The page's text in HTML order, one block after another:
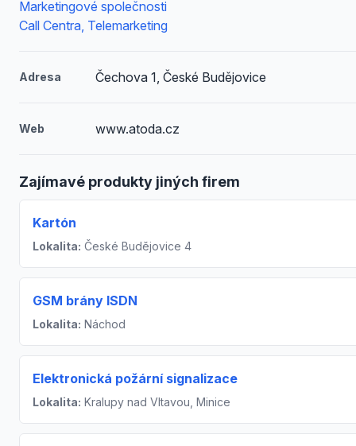
Marketingové společnosti
Call Centra, Telemarketing
Adresa Čechova 1, České Budějovice
Web www.atoda.cz
Zajímavé produkty jiných firem
Kartón
Lokalita: České Budějovice 4
GSM brány ISDN
Lokalita: Náchod
Elektronická požární signalizace
Lokalita: Kralupy nad Vltavou, Minice